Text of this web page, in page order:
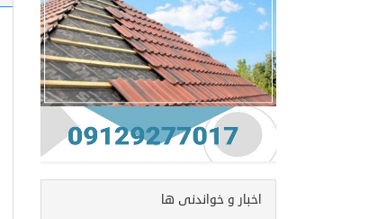
اخبار و خواندنی ها